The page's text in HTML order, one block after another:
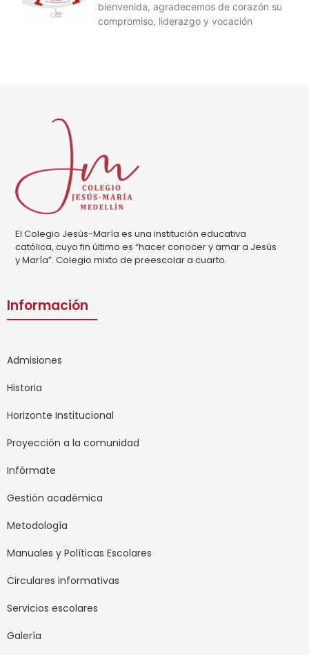
bienvenida, agradecemos de corazón su
compromiso, liderazgo y vocación
El Colegio Jesús-María es una institución educativa
católica, cuyo fin último es “hacer conocer y amar a Jesús
y María”. Colegio mixto de preescolar a cuarto.
Información
Admisiones
Historia
Horizonte Institucional
Proyección a la comunidad
Infórmate
Gestión académica
Metodología
Manuales y Políticas Escolares
Circulares informativas
Servicios escolares
Galería